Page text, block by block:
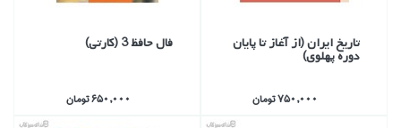
تاريخ ايران (از آغاز تا پايان
دوره پهلوي)
750,000 تومان
فال حافظ 3 (كارتي)
650,000 تومان